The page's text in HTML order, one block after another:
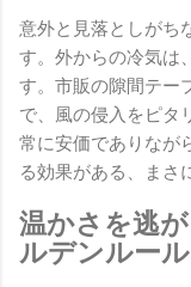
意外と見落としがち
す。外からの冷気は
す。市販の隙間テー
で、風の侵入をピタ
常に安価でありなが
る効果がある、まさ
温かさを逃
ルデンルール